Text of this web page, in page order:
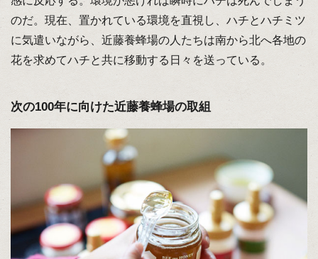
のだ。現在、置かれている環境を直視し、ハチとハチミツ
に気遣いながら、近藤養蜂場の人たちは南から北へ各地の
花を求めてハチと共に移動する日々を送っている。
次の100年に向けた近藤養蜂場の取組